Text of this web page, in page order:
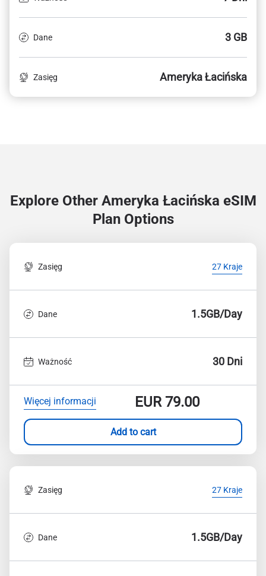
Dane 3 GB
Zasięg Ameryka Łacińska
Explore Other Ameryka Łacińska eSIM
Plan Options
Zasięg 27 Kraje
Dane 1.5GB/Day
Ważność 30 Dni
Więcej informacji EUR79.00
Add to cart
Zasięg 27 Kraje
Dane 1.5GB/Day